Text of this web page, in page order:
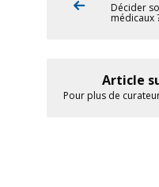
Décider
médicaux
Article
Pour plus de